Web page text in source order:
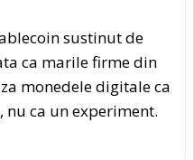
sustinut de
ca marile firme din
monedele digitale ca
ca un experiment.